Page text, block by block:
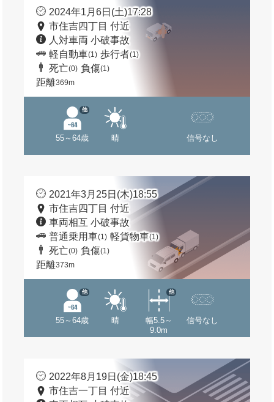
2024年1月6日(土)17:28
市住吉四丁目 付近
人対車両 小破事故
軽自動車(1) 歩行者(1)
死亡(0) 負傷(1)
距離369m
55～64歳
他
晴 信号なし
2021年3月25日(木)18:55
市住吉四丁目 付近
車両相互 小破事故
普通乗用車(1) 軽貨物車(1)
死亡(0) 負傷(1)
距離373m
55～64歳
他
晴
幅5.5～
9.0m
他
信号なし
2022年8月19日(金)18:45
市住吉一丁目 付近